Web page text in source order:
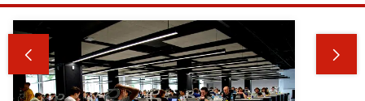
 